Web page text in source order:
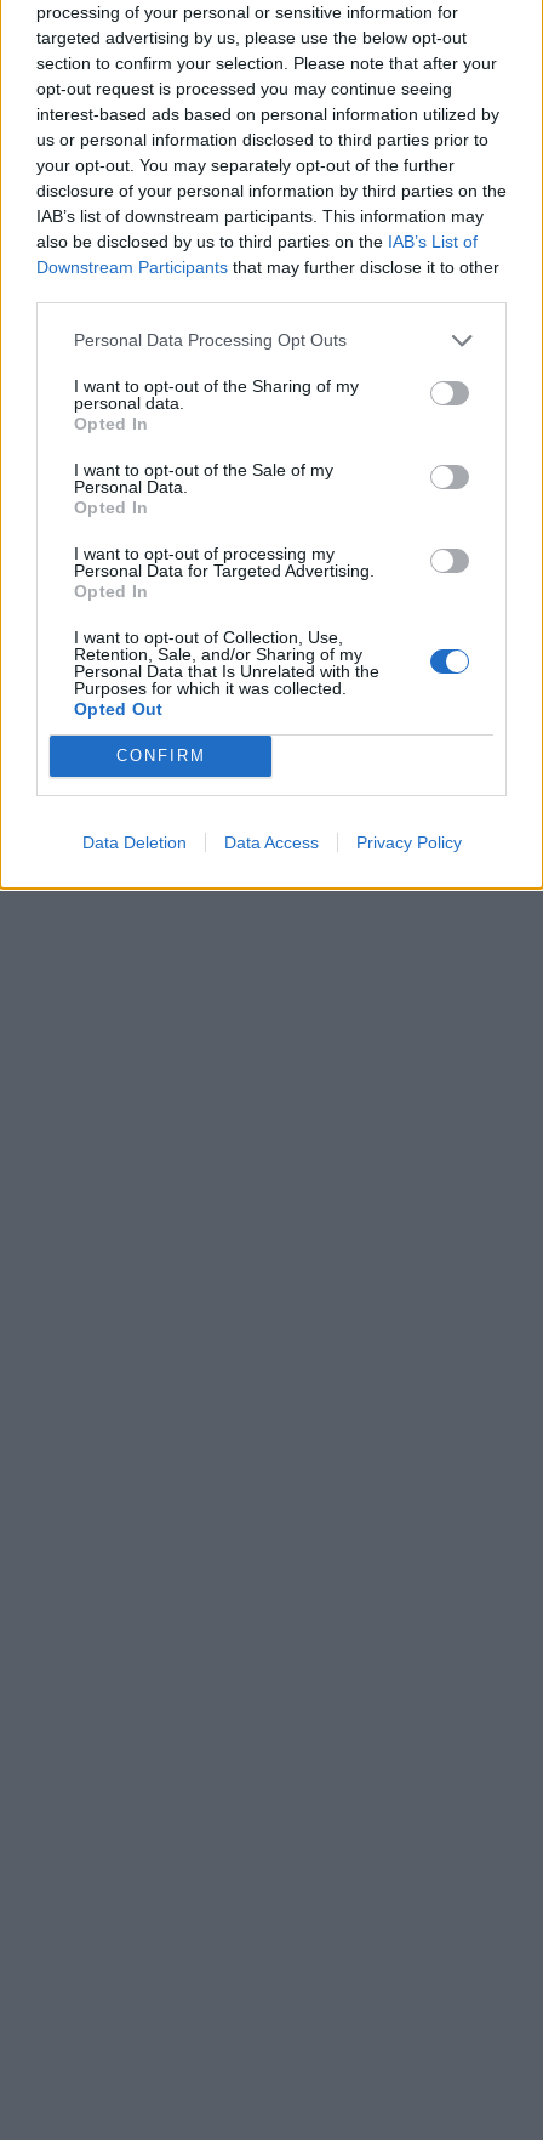
processing of your personal or sensitive information for
targeted advertising by us, please use the below opt-out
section to confirm your selection. Please note that after your
opt-out request is processed you may continue seeing
interest-based ads based on personal information utilized by
us or personal information disclosed to third parties prior to
your opt-out. You may separately opt-out of the further
disclosure of your personal information by third parties on the
IAB’s list of downstream participants. This information may
also be disclosed by us to third parties on the IAB’s List of
Downstream Participants that may further disclose it to other
Personal Data Processing Opt Outs
I want to opt-out of the Sharing of my
personal data.
Opted In
I want to opt-out of the Sale of my
Personal Data.
Opted In
I want to opt-out of processing my
Personal Data for Targeted Advertising.
Opted In
I want to opt-out of Collection, Use,
Retention, Sale, and/or Sharing of my
Personal Data that Is Unrelated with the
Purposes for which it was collected.
Opted Out
CONFIRM
Data Deletion Data Access Privacy Policy